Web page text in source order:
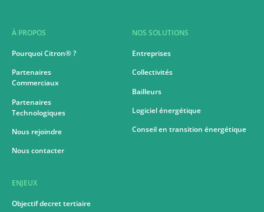
À PROPOS
Pourquoi Citron® ?
Partenaires
Commerciaux
Partenaires
Technologiques
Nous rejoindre
Nous contacter
ENJEUX
Objectif decret tertiaire
NOS SOLUTIONS
Entreprises
Collectivités
Bailleurs
Logiciel énergétique
Conseil en transition énergétique